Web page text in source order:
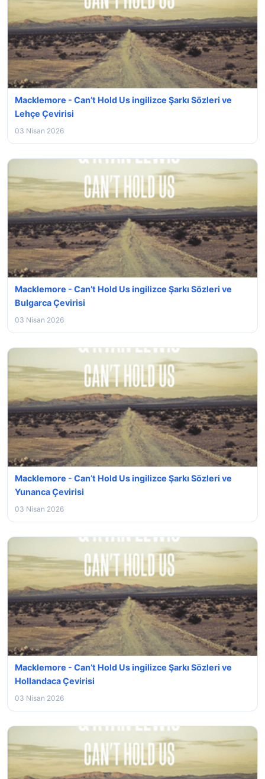
Macklemore - Can’t Hold Us ingilizce Şarkı Sözleri ve
Lehçe Çevirisi
03 Nisan 2026
Macklemore - Can’t Hold Us ingilizce Şarkı Sözleri ve
Bulgarca Çevirisi
03 Nisan 2026
Macklemore - Can’t Hold Us ingilizce Şarkı Sözleri ve
Yunanca Çevirisi
03 Nisan 2026
Macklemore - Can’t Hold Us ingilizce Şarkı Sözleri ve
Hollandaca Çevirisi
03 Nisan 2026